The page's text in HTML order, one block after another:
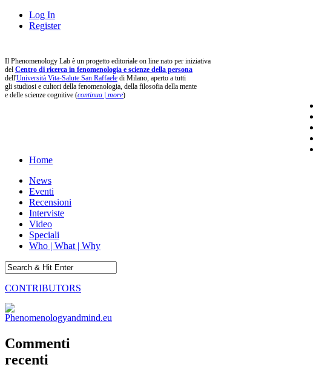
Log In
Register
Il Phenomenology Lab è un progetto editoriale on line nato per iniziativa
del Centro di ricerca in fenomenologia e scienze della persona
dell'Università Vita-Salute San Raffaele di Milano, aperto a tutti
gli studiosi e cultori della fenomenologia, della filosofia della mente
e delle scienze cognitive (continua | more)
Home
News
Eventi
Recensioni
Interviste
Video
Speciali
Who | What | Why
CONTRIBUTORS
Commenti
recenti